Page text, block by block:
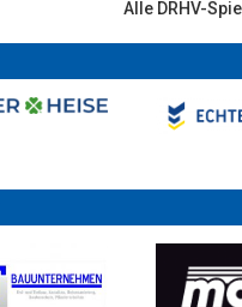
Alle DRHV-